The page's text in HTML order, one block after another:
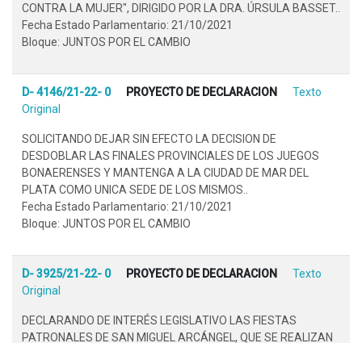
CONTRA LA MUJER", DIRIGIDO POR LA DRA. ÚRSULA BASSET..
Fecha Estado Parlamentario: 21/10/2021
Bloque: JUNTOS POR EL CAMBIO
D- 4146/21-22- 0 PROYECTO DE DECLARACION
Texto
Original
SOLICITANDO DEJAR SIN EFECTO LA DECISION DE
DESDOBLAR LAS FINALES PROVINCIALES DE LOS JUEGOS
BONAERENSES Y MANTENGA A LA CIUDAD DE MAR DEL
PLATA COMO UNICA SEDE DE LOS MISMOS..
Fecha Estado Parlamentario: 21/10/2021
Bloque: JUNTOS POR EL CAMBIO
D- 3925/21-22- 0 PROYECTO DE DECLARACION
Texto
Original
DECLARANDO DE INTERÉS LEGISLATIVO LAS FIESTAS
PATRONALES DE SAN MIGUEL ARCÁNGEL, QUE SE REALIZAN